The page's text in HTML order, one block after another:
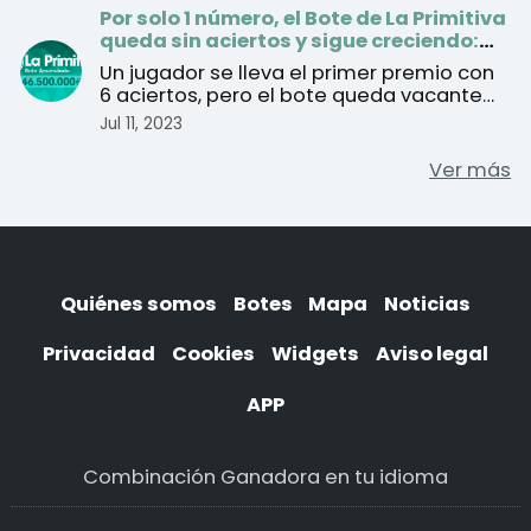
Por solo 1 número, el Bote de La Primitiva
queda sin aciertos y sigue creciendo:
46.5 millones de euros para el sorteo del
jueves
Un jugador se lleva el primer premio con
6 aciertos, pero el bote queda vacante
por falta del Re ...
Jul 11, 2023
Ver más
Quiénes somos Botes Mapa
Noticias
Privacidad
Cookies Widgets
Aviso legal
APP
Combinación Ganadora en tu idioma